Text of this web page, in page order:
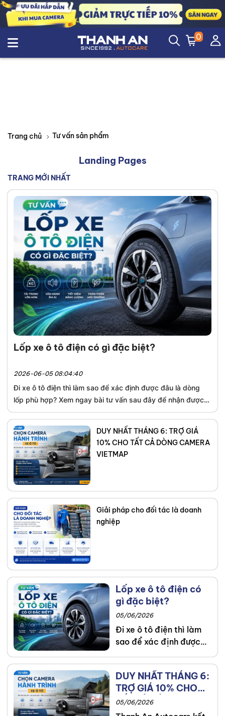
0
Trang chủ Tư vấn sản phẩm
Landing Pages
TRANG MỚI NHẤT
Lốp xe ô tô điện có gì đặc biệt?
2026-06-05 08:04:40
Đi xe ô tô điện thì làm sao để xác định được đâu là dòng
lốp phù hợp? Xem ngay bài tư vấn sau đây để nhận được
câu trả lời chính xác!
DUY NHẤT THÁNG 6: TRỢ GIÁ
10% CHO TẤT CẢ DÒNG CAMERA
VIETMAP
Giải pháp cho đối tác là doanh
nghiệp
Lốp xe ô tô điện có
gì đặc biệt?
05/06/2026
Đi xe ô tô điện thì làm
sao để xác định được
hợp? Xem ngay bài tư
vấn sau đây để nhận
được câu trả lời chính
xác!
DUY NHẤT THÁNG 6:
TRỢ GIÁ 10% CHO
TẤT CẢ DÒNG
CAMERA VIETMAP
05/06/2026